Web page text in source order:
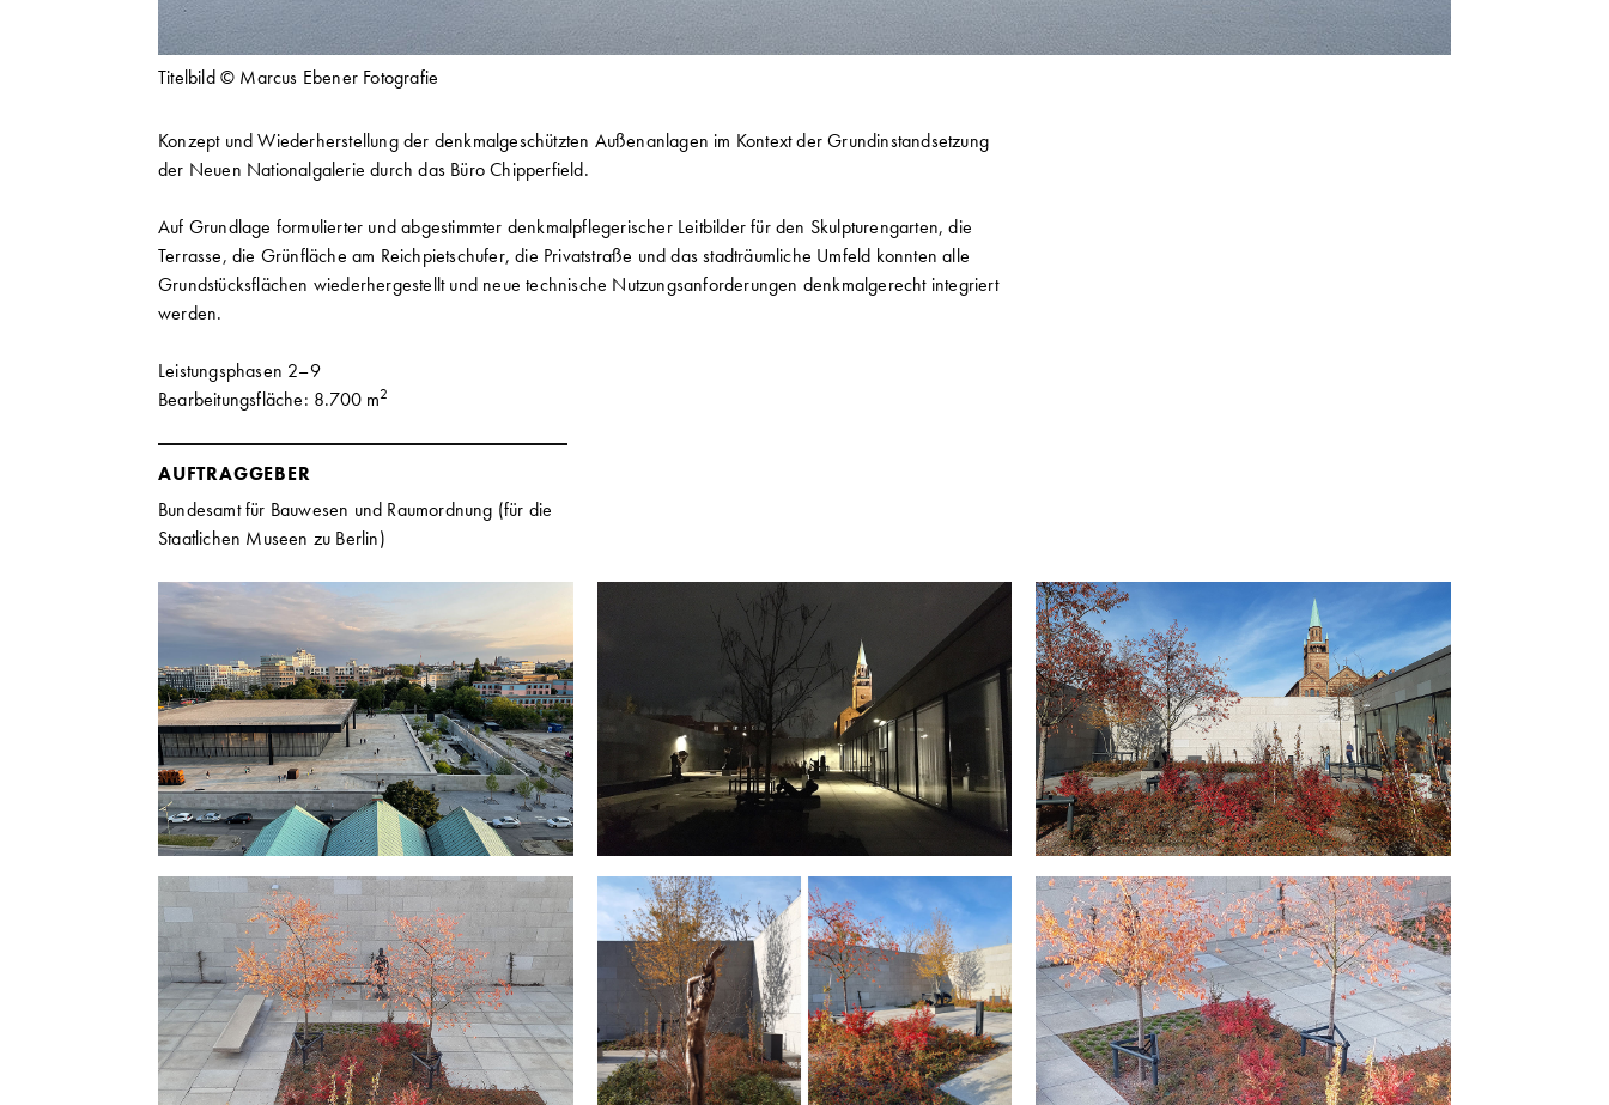
Titelbild © Marcus Ebener Fotografie
Konzept und Wiederherstellung der denkmalgeschützten Außenanlagen im Kontext der Grundinstandsetzung
der Neuen Nationalgalerie durch das Büro Chipperfield.
Auf Grundlage formulierter und abgestimmter denkmalpflegerischer Leitbilder für den Skulpturengarten, die
Terrasse, die Grünfläche am Reichpietschufer, die Privatstraße und das stadträumliche Umfeld konnten alle
Grundstücksflächen wiederhergestellt und neue technische Nutzungsanforderungen denkmalgerecht integriert
werden.
Leistungsphasen 2–9
Bearbeitungsfläche: 8.700 m2
AUFTRAGGEBER
Bundesamt für Bauwesen und Raumordnung (für die
Staatlichen Museen zu Berlin)